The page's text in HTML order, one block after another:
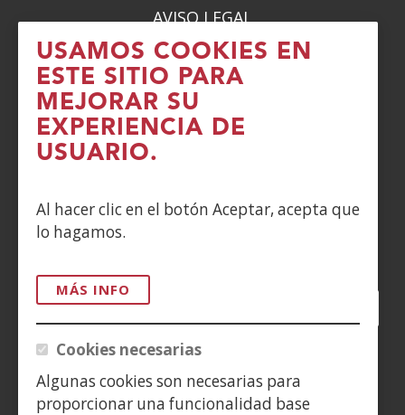
USAMOS COOKIES EN
ESTE SITIO PARA
MEJORAR SU
EXPERIENCIA DE
USUARIO.
Al hacer clic en el botón Aceptar, acepta que
lo hagamos.
MÁS INFO
Cookies necesarias
Algunas cookies son necesarias para
proporcionar una funcionalidad base
AVISO LEGAL
PRIVACIDAD
POLÍTICA DE COOKIES
Facebook
(Abre
en
nueva
ventana)
Twitter
(Abre
en
nueva
ventana)
LinkedIn
(Abre
en
nueva
ventana)
YouTube
(Abre
en
nueva
ventana)
en
ventana)
en
ventana)
en
en